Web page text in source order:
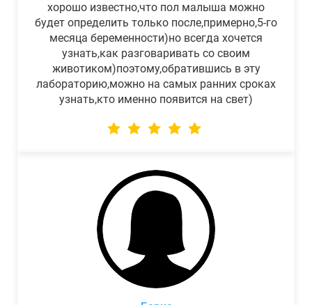
хорошо известно,что пол малыша можно
будет определить только после,примерно,5-го
месяца беременности)но всегда хочется
узнать,как разговаривать со своим
животиком)поэтому,обратившись в эту
лабораторию,можно на самых ранних сроках
узнать,кто именно появится на свет)